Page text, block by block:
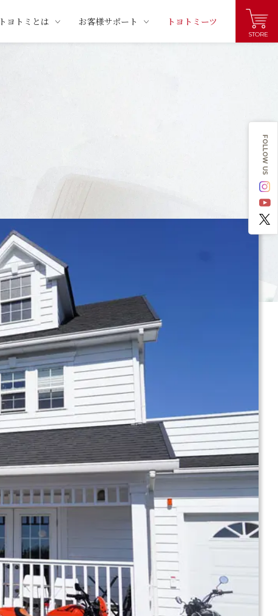
トヨトミとは お客様サポート トヨトミーツ
STORE
FOLLOW US